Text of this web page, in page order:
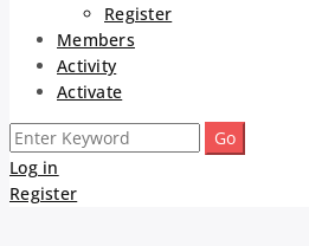
Register
Members
Activity
Activate
Search
for:
Log in
Register